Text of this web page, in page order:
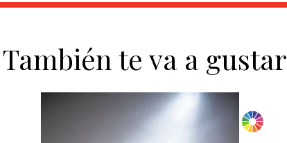
También te va a gustar